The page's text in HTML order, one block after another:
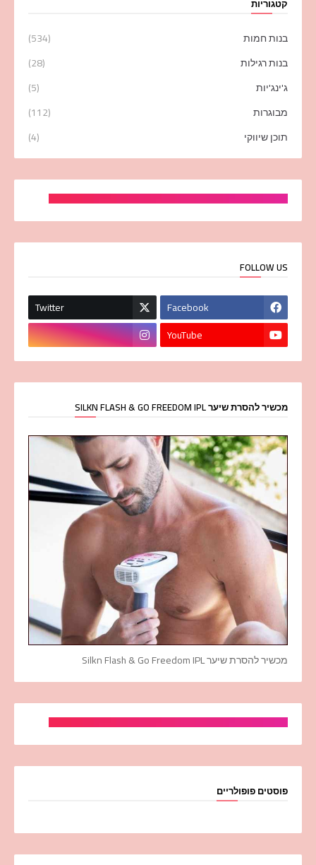
בנות חמות
(534)
בנות רגילות
(28)
ג'ינג'יות
(5)
מבוגרות
(112)
תוכן שיווקי
(4)
FOLLOW US
Facebook
Twitter
YouTube
מכשיר להסרת שיער SILKN FLASH & GO FREEDOM IPL
מכשיר להסרת שיער Silkn Flash & Go Freedom IPL
פוסטים פופולריים